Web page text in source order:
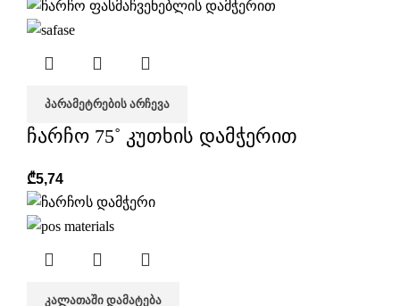
ᲞᲐᲠᲐᲛᲔᲢᲠᲔᲑᲘᲡ ᲐᲠᲩᲔᲕᲐ
ჩარჩო 75˚ კუთხის დამჭერით
₾5,74
ᲙᲐᲚᲐᲗᲐᲨᲘ ᲓᲐᲛᲐᲢᲔᲑᲐ